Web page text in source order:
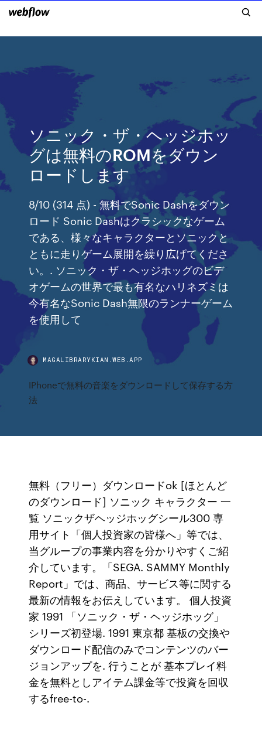
ソニック・ザ・ヘッジホッ
グは無料のROMをダウン
ロードします
8/10 (314 点) - 無料でSonic Dashをダウン
ロード Sonic Dashはクラシックなゲーム
である、様々なキャラクターとソニックと
ともに走りゲーム展開を繰り広げてくださ
い。. ソニック・ザ・ヘッジホッグのビデ
オゲームの世界で最も有名なハリネズミは
今有名なSonic Dash無限のランナーゲーム
を使用して
MAGALIBRARYKIAN.WEB.APP
IPhoneで無料の音楽をダウンロードして保存する方
法
無料（フリー）ダウンロードok [ほとんど
のダウンロード] ソニック キャラクター 一
覧 ソニックザヘッジホッグシール300 専
用サイト「個人投資家の皆様へ」等では、
当グループの事業内容を分かりやすくご紹
介しています。「SEGA. SAMMY Monthly
Report」では、商品、サービス等に関する
最新の情報をお伝えしています。 個人投資
家 1991 「ソニック・ザ・ヘッジホッグ」
シリーズ初登場. 1991 東京都 基板の交換や
ダウンロード配信のみでコンテンツのバー
ジョンアップを. 行うことが 基本プレイ料
金を無料としアイテム課金等で投資を回収
するfree-to-.